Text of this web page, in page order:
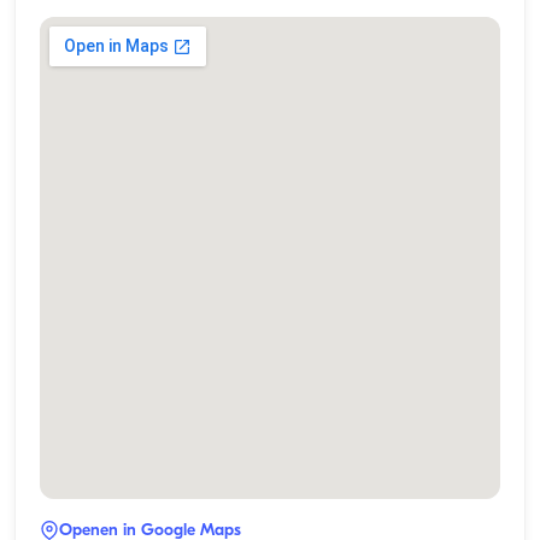
Openen in Google Maps